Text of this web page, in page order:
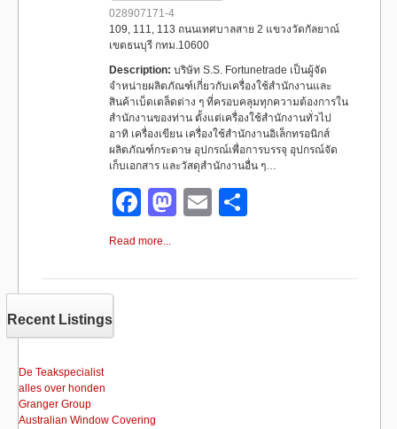
028907171-4
109, 111, 113 ถนนเทศบาลสาย 2 แขวงวัดกัลยาณ์
เขตธนบุรี กทม.10600
Description: บริษัท S.S. Fortunetrade เป็นผู้จัด
จำหน่ายผลิตภัณฑ์เกี่ยวกับเครื่องใช้สำนักงานและ
สินค้าเบ็ดเตล็ดต่าง ๆ ที่ครอบคลุมทุกความต้องการใน
สำนักงานของท่าน ตั้งแต่เครื่องใช้สำนักงานทั่วไป
อาทิ เครื่องเขียน เครื่องใช้สำนักงานอิเล็กทรอนิกส์
ผลิตภัณฑ์กระดาษ อุปกรณ์เพื่อการบรรจุ อุปกรณ์จัด
เก็บเอกสาร และวัสดุสำนักงานอื่น ๆ…
F
a
e
M
o
E
e
Read more...
Recent Listings
De Teakspecialist
alles over honden
Granger Group
Australian Window Covering